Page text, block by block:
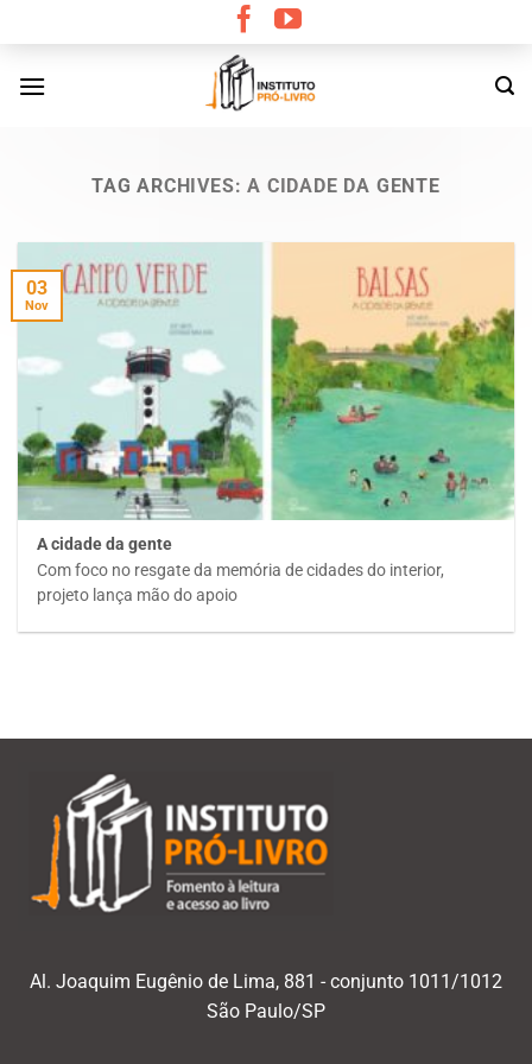
content
TAG ARCHIVES:A CIDADE DA GENTE
A cidade da gente
Com foco no resgate da memória de cidades do interior,
projeto lança mão do apoio
03
Nov
Al. Joaquim Eugênio de Lima, 881 - conjunto 1011/1012
São Paulo/SP